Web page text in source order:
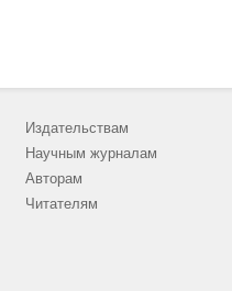
Издательствам
Научным журналам
Авторам
Читателям